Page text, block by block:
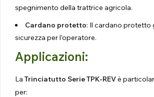
spegnimento della trattrice agricola.
Cardano protetto: Il cardano protetto
sicurezza per l’operatore.
Applicazioni:
La Trinciatutto Serie TPK-REVè
per: